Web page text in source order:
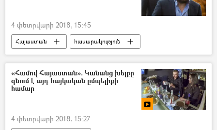
4 փետրվարի 2018, 15:45
Հայաստան հասարակություն
«Համով Հայաստան». Կանանց խելքը
գնում է այդ հայկական ըմպելիքի
համար
4 փետրվարի 2018, 15:27